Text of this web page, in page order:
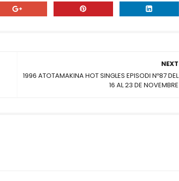
NEXT
1996 ATOTAMAKINA HOT SINGLES EPISODI Nº87 DEL
16 AL 23 DE NOVEMBRE